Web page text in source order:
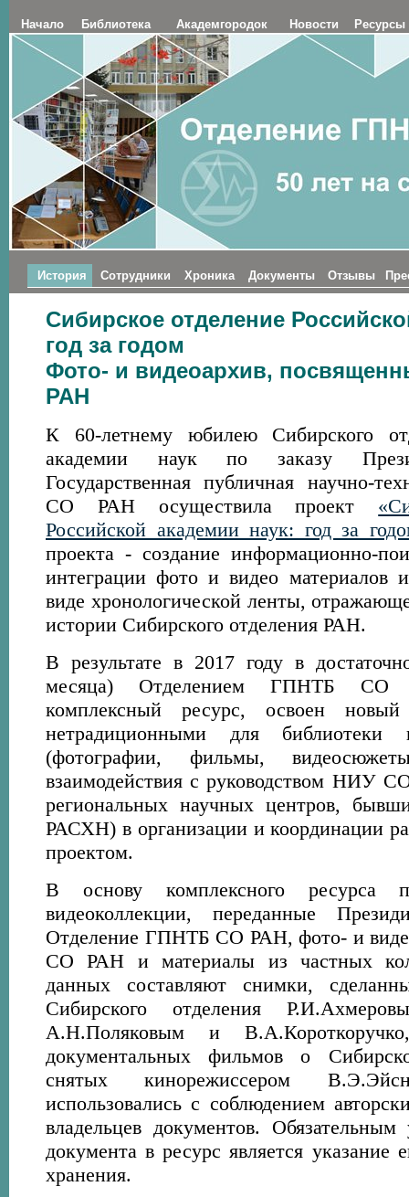
Начало Библиотека Академгородок Новости Ресурсы
История Сотрудники Хроника Документы Отзывы
Сибирское отделение
год за годом
Фото- и видеоархив,
РАН
К 60-летнему юбилею Сибирского
академии наук по заказу
Государственная публичная научно-
СО РАН осуществила проект
Российской академии наук: год за
проекта - создание информационно-
интеграции фото и видео материалов
виде хронологической ленты,
истории Сибирского отделения РАН.
В результате в 2017 году в
месяца) Отделением ГПНТБ
комплексный ресурс, освоен
нетрадиционными для библиотеки
(фотографии, фильмы,
взаимодействия с руководством НИУ
региональных научных центров,
РАСХН) в организации и координации
проектом.
В основу комплексного ресурса
видеоколлекции, переданные
Отделение ГПНТБ СО РАН, фото- и
СО РАН и материалы из частных
данных составляют снимки,
Сибирского отделения
А.Н.Поляковым и
документальных фильмов о
снятых кинорежиссером
использовались с соблюдением
владельцев документов.
документа в ресурс является указание
хранения.